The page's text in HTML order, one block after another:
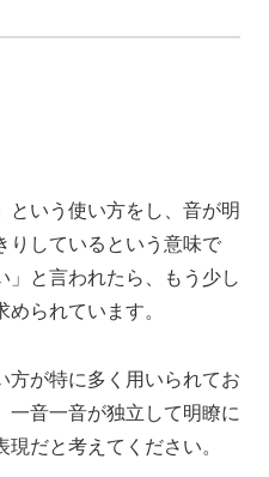
という使い方をし、音が明
りしているという意味で
」と言われたら、もう少し
られています。
方が特に多く用いられてお
一音一音が独立して明瞭に
だと考えてください。